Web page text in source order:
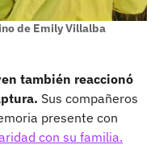
de Emily Villalba
también reaccionó
Sus compañeros
presente con
con su familia.